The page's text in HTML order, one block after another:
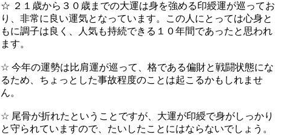
☆ ２１歳から３０歳までの大運は身を強める印綬運が巡ってお
り、非常に良い運気となっています。この人にとっては心身と
もに調子は良く、人気も持続できる１０年間であったと思われ
ます。
☆ 今年の運勢は比肩運が巡って、格である偏財と戦闘状態にな
るため、ちょっとした事故程度のことは起こるかもしれませ
ん。
☆ 尾骨が折れたということですが、大運が印綬で身がしっかり
と守られていますので、たいしたことにはならないでしょう。